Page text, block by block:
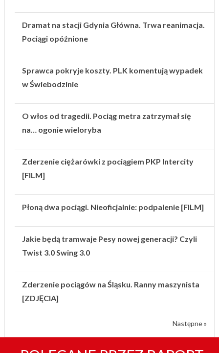
Dramat na stacji Gdynia Główna. Trwa reanimacja.
Pociągi opóźnione
Sprawca pokryje koszty. PLK komentują wypadek
w Świebodzinie
O włos od tragedii. Pociąg metra zatrzymał się
na… ogonie wieloryba
Zderzenie ciężarówki z pociągiem PKP Intercity
[FILM]
Płoną dwa pociągi. Nieoficjalnie: podpalenie [FILM]
Jakie będą tramwaje Pesy nowej generacji? Czyli
Twist 3.0 Swing 3.0
Zderzenie pociągów na Śląsku. Ranny maszynista
[ZDJĘCIA]
Następne »